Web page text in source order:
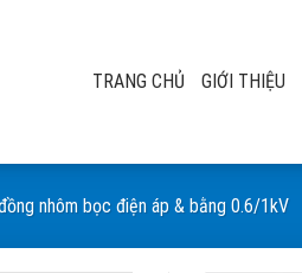
TRANG CHỦ GIỚI THIỆU
nhôm bọc điện áp & bằng 0.6/1kV